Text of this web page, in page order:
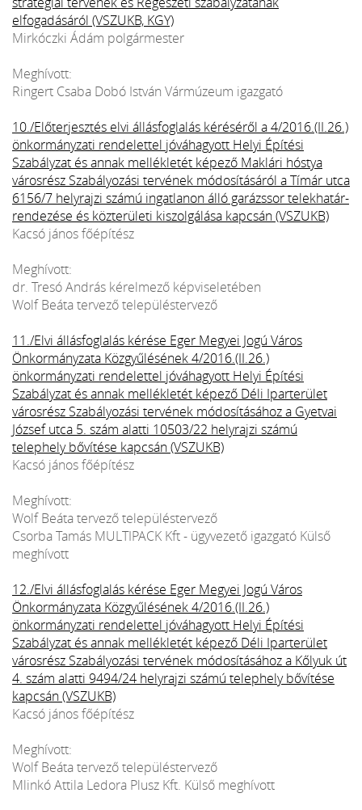
elfogadásáról (VSZUKB, KGY)
Mirkóczki Ádám polgármester
Meghívott:
Ringert Csaba Dobó István Vármúzeum igazgató
10./Előterjesztés elvi állásfoglalás kéréséről a 4/2016.(II.26.)
önkormányzati rendelettel jóváhagyott Helyi Építési
Szabályzat és annak mellékletét képező Maklári hóstya
városrész Szabályozási tervének módosításáról a Tímár utca
6156/7 helyrajzi számú ingatlanon álló garázssor telekhatár-
rendezése és közterületi kiszolgálása kapcsán (VSZUKB)
Kacsó jános főépítész
Meghívott:
dr. Tresó András kérelmező képviseletében
Wolf Beáta tervező településtervező
11./Elvi állásfoglalás kérése Eger Megyei Jogú Város
Önkormányzata Közgyűlésének 4/2016.(II.26.)
önkormányzati rendelettel jóváhagyott Helyi Építési
Szabályzat és annak mellékletét képező Déli Iparterület
városrész Szabályozási tervének módosításához a Gyetvai
József utca 5. szám alatti 10503/22 helyrajzi számú
telephely bővítése kapcsán (VSZUKB)
Kacsó jános főépítész
Meghívott:
Wolf Beáta tervező településtervező
Csorba Tamás MULTIPACK Kft - ügyvezető igazgató Külső
meghívott
12./Elvi állásfoglalás kérése Eger Megyei Jogú Város
Önkormányzata Közgyűlésének 4/2016.(II.26.)
önkormányzati rendelettel jóváhagyott Helyi Építési
Szabályzat és annak mellékletét képező Déli Iparterület
városrész Szabályozási tervének módosításához a Kőlyuk út
4. szám alatti 9494/24 helyrajzi számú telephely bővítése
kapcsán (VSZUKB)
Kacsó jános főépítész
Meghívott:
Wolf Beáta tervező településtervező
Mlinkó Attila Ledora Plusz Kft. Külső meghívott